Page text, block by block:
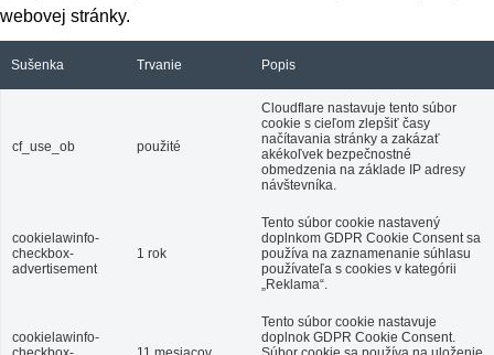
webovej stránky.
Sušenka Trvanie Popis
cf_use_ob použité
Cloudflare nastavuje tento súbor
cookie s cieľom zlepšiť časy
načítavania stránky a zakázať
akékoľvek bezpečnostné
obmedzenia na základe IP adresy
návštevníka.
cookielawinfo-
checkbox-
advertisement
1 rok
Tento súbor cookie nastavený
doplnkom GDPR Cookie Consent sa
používa na zaznamenanie súhlasu
používateľa s cookies v kategórii
„Reklama“.
cookielawinfo-
Tento súbor cookie nastavuje
doplnok GDPR Cookie Consent.